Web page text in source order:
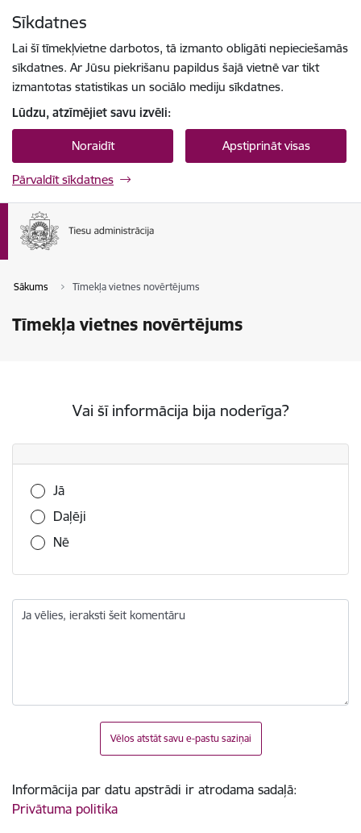
Sīkdatnes
Lai šī tīmekļvietne darbotos, tā izmanto obligāti nepieciešamās
sīkdatnes. Ar Jūsu piekrišanu papildus šajā vietnē var tikt
izmantotas statistikas un sociālo mediju sīkdatnes.
Lūdzu, atzīmējiet savu izvēli:
Noraidīt Apstiprināt visas
Pārvaldīt sīkdatnes
Sākums Tīmekļa vietnes novērtējums
Tīmekļa vietnes novērtējums
Vai šī informācija bija noderīga?
Vai šī informācija bija noderīga?
Jā
Daļēji
Nē
Ja vēlies, ieraksti šeit komentāru
Vēlos atstāt savu e-pastu saziņai
Informācija par datu apstrādi ir atrodama sadaļā:
Privātuma politika